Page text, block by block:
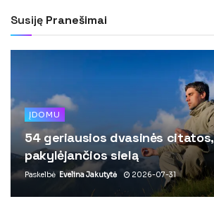
Susiję Pranešimai
ĮDOMU
54 geriausios dvasinės citatos,
pakylėjančios sielą
Paskelbė Evelina Jakutytė 2026-07-31